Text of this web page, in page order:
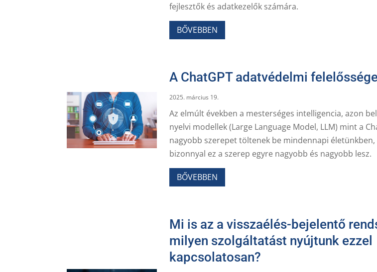
fejlesztők és adatkezelők számára.
BŐVEBBEN
A ChatGPT adatvédelmi
2025. március 19.
Az elmúlt években a mesterséges intelligencia, azon
nyelvi modellek (Large Language Model, LLM) mint a
nagyobb szerepet töltenek be mindennapi életünkben,
bizonnyal ez a szerep egyre nagyobb és nagyobb lesz.
BŐVEBBEN
Mi is az a visszaélés-bejelentő
milyen szolgáltatást nyújtunk ezzel
kapcsolatosan?